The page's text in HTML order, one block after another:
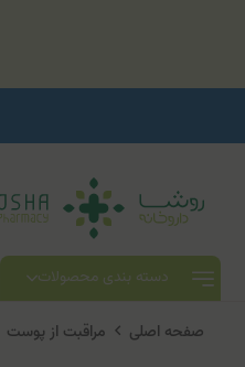
دسته بندی محصولات
صفحه اصلی مراقبت از پوست